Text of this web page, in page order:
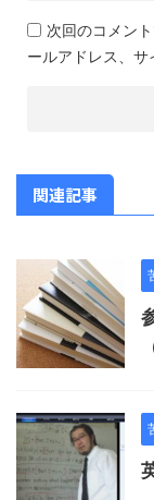
次回のコメン
ールアドレス、サ
関連記事